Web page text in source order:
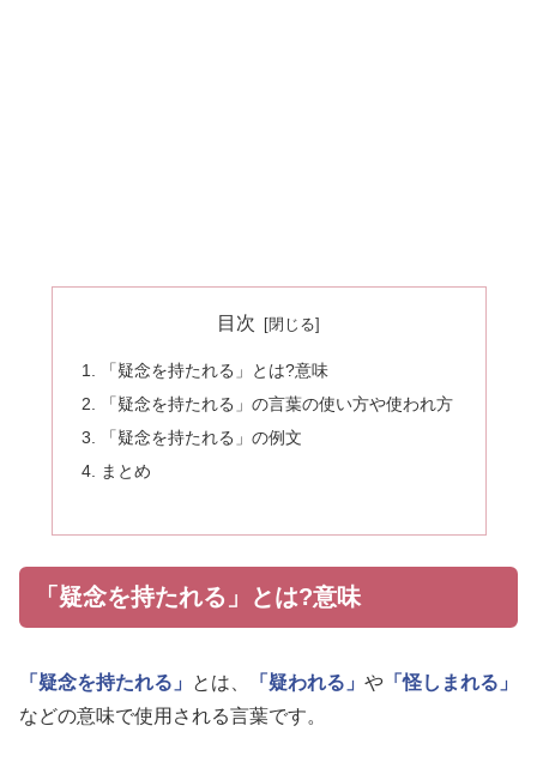
目次
「疑念を持たれる」とは?意味
「疑念を持たれる」の言葉の使い方や使われ方
「疑念を持たれる」の例文
まとめ
「疑念を持たれる」とは?意味
「疑念を持たれる」 とは、 「疑われる」 や 「怪しまれる」
などの意味で使用される言葉です。